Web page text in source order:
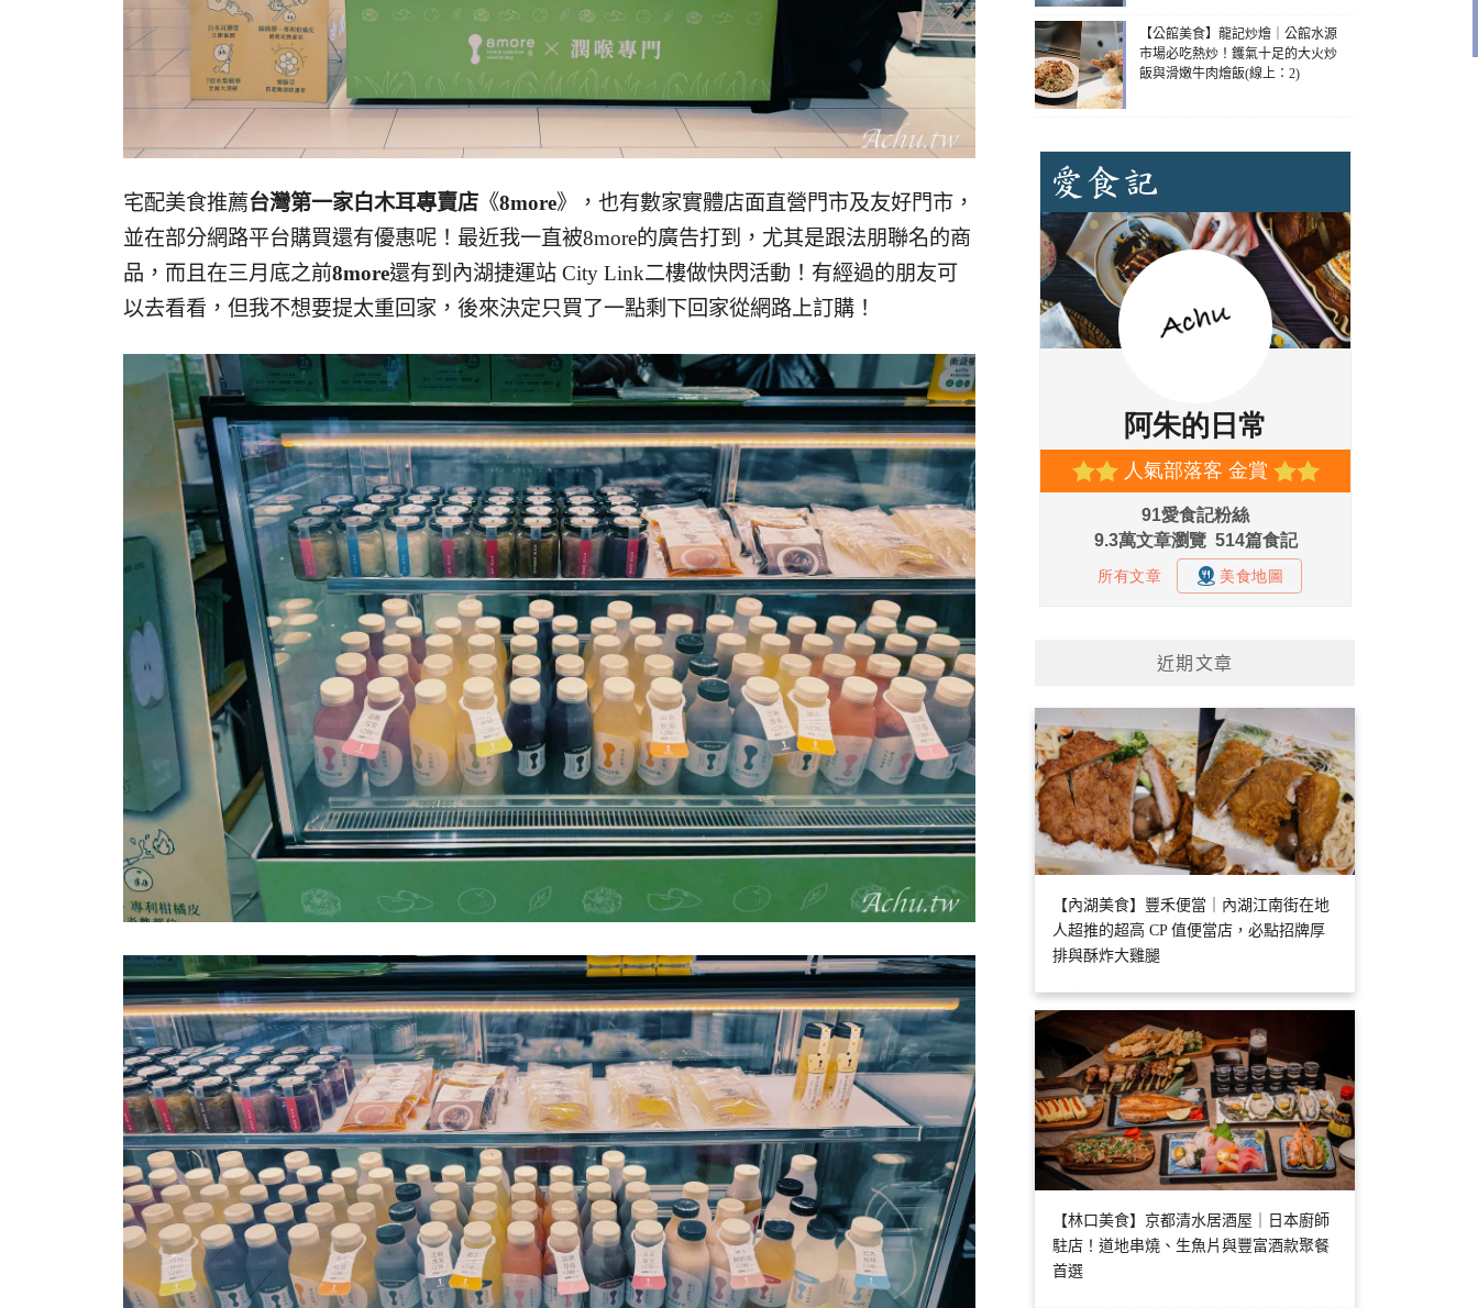
宅配美食推薦台灣第一家白木耳專賣店 《8more》，也有數家實體店面直營門市及友好門市，
並在部分網路平台購買還有優惠呢！最近我一直被8more的廣告打到，尤其是跟法朋聯名的商
品，而且在三月底之前8more還有到內湖捷運站 City Link二樓做快閃活動！有經過的朋友可
以去看看，但我不想要提太重回家，後來決定只買了一點剩下回家從網路上訂購！
【公館美食】龍記炒燴｜公館水源
市場必吃熱炒！鑊氣十足的大火炒
飯與滑嫩牛肉燴飯(線上：2)
近期文章
【內湖美食】豐禾便當｜內湖江南街在地
人超推的超高 CP 值便當店，必點招牌厚
排與酥炸大雞腿
【林口美食】京都清水居酒屋｜日本廚師
駐店！道地串燒、生魚片與豐富酒款聚餐
首選